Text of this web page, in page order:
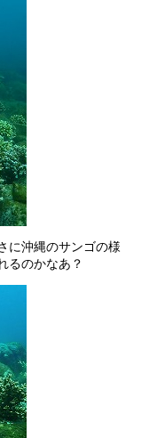
に沖縄のサンゴの様
るのかなあ？